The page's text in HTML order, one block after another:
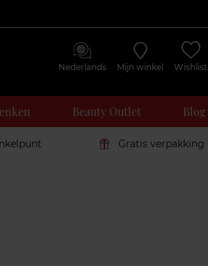
Nederlands Mijn winkel Wishlist
Beauty Outlet Blog
Gratis verpakking